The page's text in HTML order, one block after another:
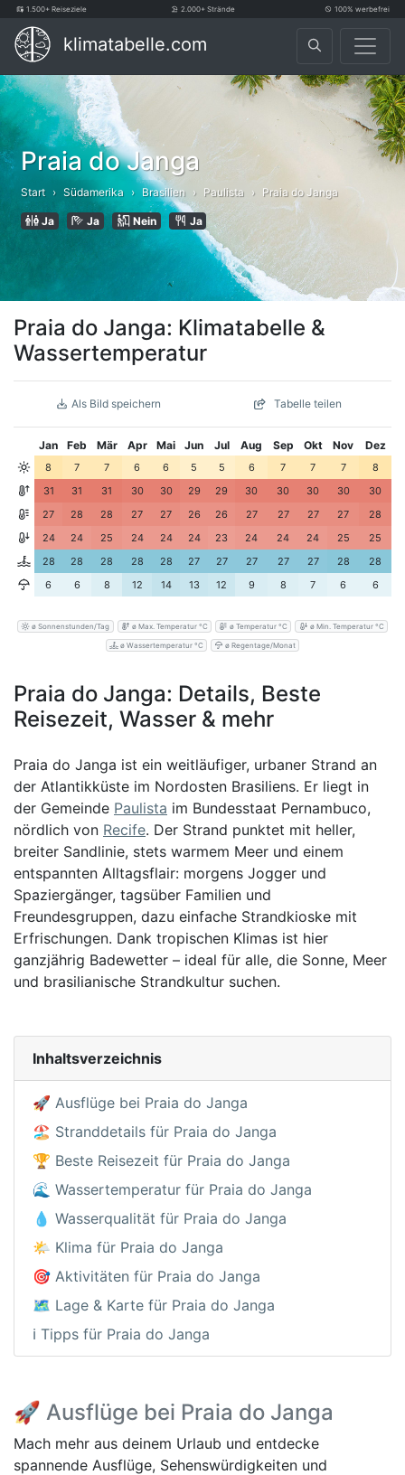
1.500+ Reiseziele 2.000+ Strände 100% werbefrei
klimatabelle.com
Praia do Janga
Start Südamerika Brasilien Paulista Praia do Janga
Ja Ja Nein Ja
Praia do Janga: Klimatabelle &
Wassertemperatur
Als Bild speichern Tabelle teilen
Jan Feb Mär Apr Mai Jun Jul Aug Sep Okt Nov Dez
8 7 7 6 6 5 5 6 7 7 7
8
31
31 31 30 30 29 29 30 30 30 30
30
27
28 28 27 27 26 26 27 27 27 27
28
24
24 25 24 24 24 23 24 24 24 25
25
28
28 28 28 28 27 27 27 27 27 28
28
6
6 8 12 14 13 12 9 8 7 6 6
ø Sonnenstunden/Tag ø Max. Temperatur °C ø Temperatur °C ø Min. Temperatur °C
ø Wassertemperatur °C ø Regentage/Monat
Praia do Janga: Details, Beste
Reisezeit, Wasser & mehr
Praia do Janga ist ein weitläufiger, urbaner Strand an
der Atlantikküste im Nordosten Brasiliens. Er liegt in
der Gemeinde Paulista im Bundesstaat Pernambuco,
nördlich von Recife. Der Strand punktet mit heller,
breiter Sandlinie, stets warmem Meer und einem
entspannten Alltagsflair: morgens Jogger und
Spaziergänger, tagsüber Familien und
Freundesgruppen, dazu einfache Strandkioske mit
Erfrischungen. Dank tropischen Klimas ist hier
ganzjährig Badewetter – ideal für alle, die Sonne, Meer
und brasilianische Strandkultur suchen.
Inhaltsverzeichnis
🚀 Ausflüge bei Praia do Janga
🏖️ Stranddetails für Praia do Janga
🏆 Beste Reisezeit für Praia do Janga
🌊 Wassertemperatur für Praia do Janga
💧 Wasserqualität für Praia do Janga
🌤️ Klima für Praia do Janga
🎯 Aktivitäten für Praia do Janga
🗺️ Lage & Karte für Praia do Janga
ℹ️ Tipps für Praia do Janga
🚀 Ausflüge bei Praia do Janga
Mach mehr aus deinem Urlaub und entdecke
spannende Ausflüge, Sehenswürdigkeiten und